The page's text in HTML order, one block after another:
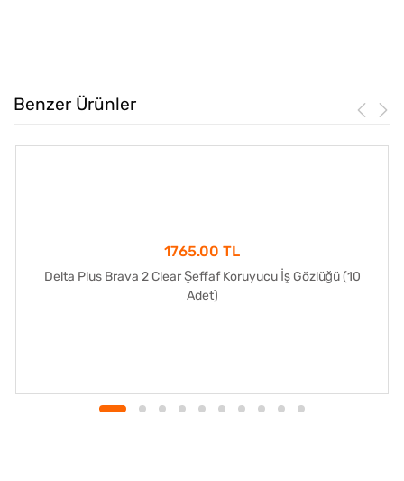
Benzer Ürünler
1765.00 TL
Delta Plus Brava 2 Clear Şeffaf Koruyucu İş Gözlüğü (10
Adet)